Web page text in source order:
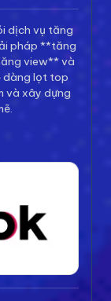
dịch vụ tăng
pháp **tăng
view** và
dàng lọt top
và xây dựng